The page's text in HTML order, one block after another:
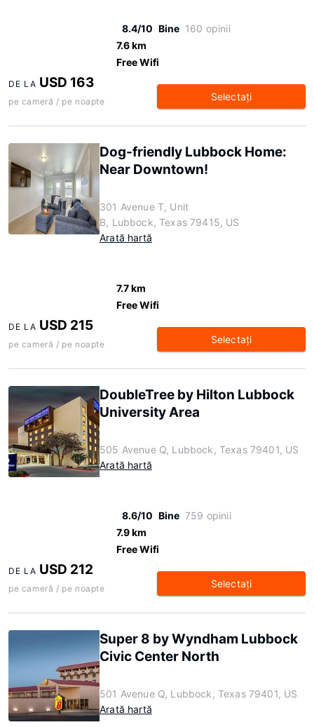
8.4/10 Bine 160 opinii
7.6 km
Free Wifi
DE LA USD 163
pe cameră / pe noapte Selectaţi
Dog-friendly Lubbock Home:
Near Downtown!
301 Avenue T, Unit
B, Lubbock, Texas 79415, US
Arată hartă
7.7 km
Free Wifi
DE LA USD 215
pe cameră / pe noapte Selectaţi
DoubleTree by Hilton Lubbock
University Area
505 Avenue Q, Lubbock, Texas 79401, US
Arată hartă
8.6/10 Bine 759 opinii
7.9 km
Free Wifi
DE LA USD 212
pe cameră / pe noapte Selectaţi
Super 8 by Wyndham Lubbock
Civic Center North
501 Avenue Q, Lubbock, Texas 79401, US
Arată hartă